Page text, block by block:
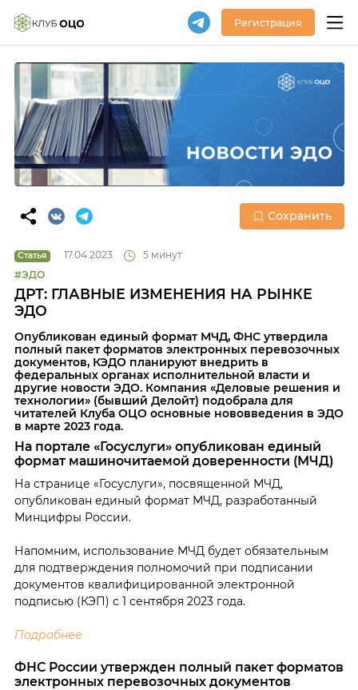
Регистрация
Сохранить
Статья 17.04.2023
5 минут
#ЭДО
ДРТ: ГЛАВНЫЕ ИЗМЕНЕНИЯ НА РЫНКЕ
ЭДО
Опубликован единый формат МЧД, ФНС утвердила
полный пакет форматов электронных перевозочных
документов, КЭДО планируют внедрить в
федеральных органах исполнительной власти и
другие новости ЭДО. Компания «Деловые решения и
технологии» (бывший Делойт) подобрала для
читателей Клуба ОЦО основные нововведения в ЭДО
в марте 2023 года.
На портале «Госуслуги» опубликован единый
формат машиночитаемой доверенности (МЧД)
На странице «Госуслуги», посвященной МЧД,
опубликован единый формат МЧД, разработанный
Минцифры России.
Напомним, использование МЧД будет обязательным
для подтверждения полномочий при подписании
документов квалифицированной электронной
подписью (КЭП) с 1 сентября 2023 года.
Подробнее
ФНС России утвержден полный пакет форматов
электронных перевозочных документов